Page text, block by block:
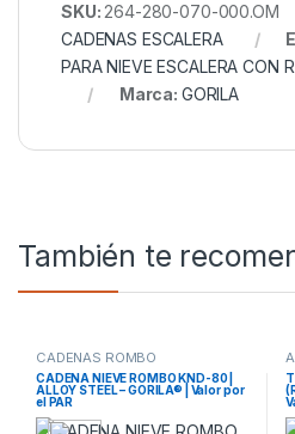
SKU: 264-280-070-000.OM
CADENAS ESCALERA
PARA NIEVE ESCALERA CON
Marca: GORILA
También te
CADENAS ROMBO
CADENA NIEVE ROMBO KND-80 |
ALLOY STEEL – GORILA® | Valor por
el PAR